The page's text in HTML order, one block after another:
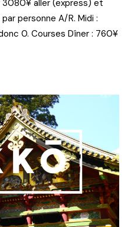
3080¥ aller (express) et
personne A/R. Midi :
0. Courses Dîner : 760¥